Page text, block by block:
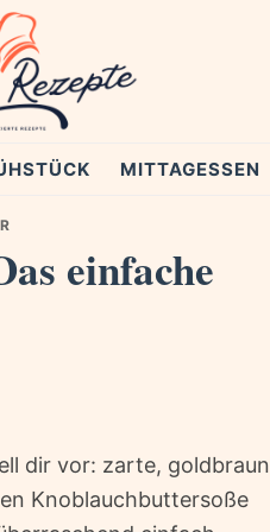
MITTAGESSEN
einfache
dir vor: zarte, goldbraun
Knoblauchbuttersoße